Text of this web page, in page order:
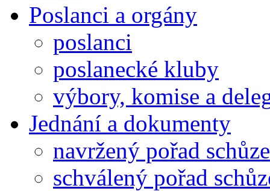
Poslanci a orgány
poslanci
poslanecké kluby
výbory, komise a
Jednání a dokumenty
navržený pořad schůze
schválený pořad